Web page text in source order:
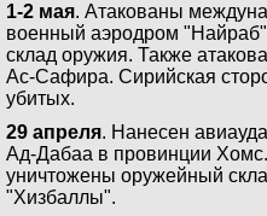
1-2 мая. Атакованы
военный аэродром
склад оружия. Также
Ас-Сафира. Сирийская
убитых.
29 апреля. Нанесен
Ад-Дабаа в провинции Хомс.
уничтожены оружейный
"Хизбаллы".